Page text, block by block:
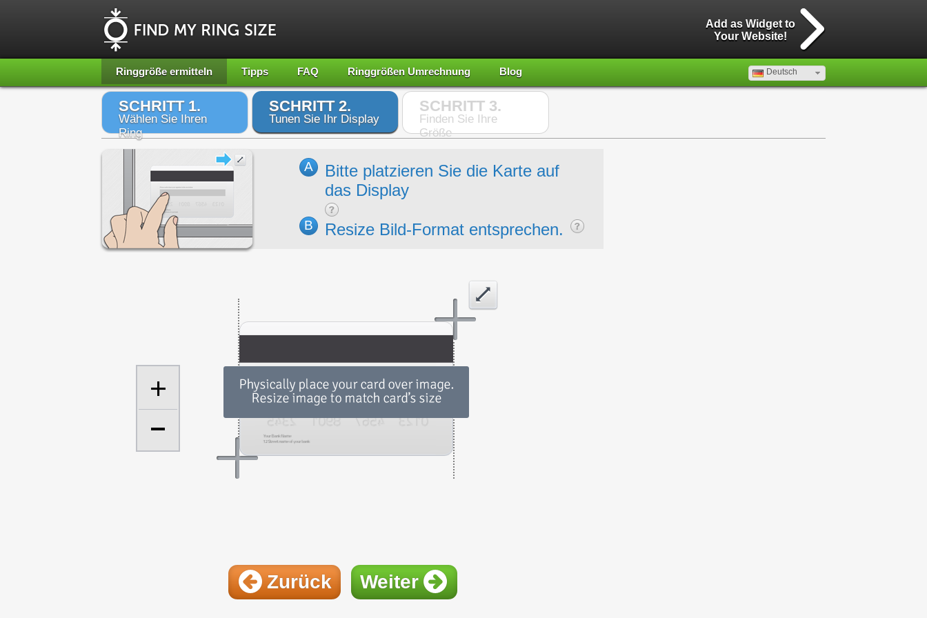
Add as Widget to
Your Website!
Ringgröße ermitteln Tipps FAQ Ringgrößen Umrechnung Blog Deutsch
SCHRITT 1.
Wählen Sie Ihren
Ring
SCHRITT 2.
Tunen Sie Ihr Display
SCHRITT 3.
Finden Sie Ihre
Größe
A
Bitte platzieren Sie die Karte auf
das Display
B Resize Bild-Format entsprechen.
+
Zurück Weiter